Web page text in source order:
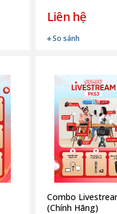
Liên hệ
So sánh
Combo
(Chính Hãng)